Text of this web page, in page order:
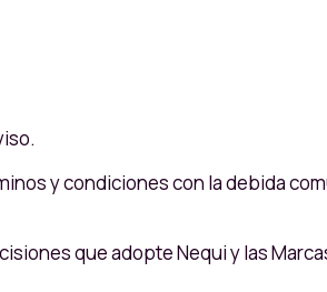
y condiciones con la debida
que adopte Nequi y las